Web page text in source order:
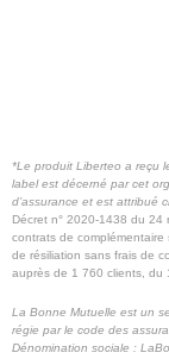
*Le produit Liberteo a reçu
label est décerné par cet
d’assurance et est attribué
Décret n° 2020-1438 du
contrats de
de résiliation sans frais de
auprès de 1 760 clients, du
La Bonne Mutuelle est un
régie par le code des
Dénomination sociale :